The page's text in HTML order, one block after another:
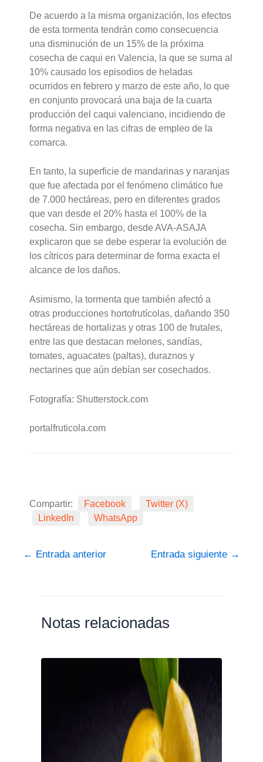
De acuerdo a la misma organización, los efectos
de esta tormenta tendrán como consecuencia
una disminución de un 15% de la próxima
cosecha de caqui en Valencia, la que se suma al
10% causado los episodios de heladas
ocurridos en febrero y marzo de este año, lo que
en conjunto provocará una baja de la cuarta
producción del caqui valenciano, incidiendo de
forma negativa en las cifras de empleo de la
comarca.
En tanto, la superficie de mandarinas y naranjas
que fue afectada por el fenómeno climático fue
de 7.000 hectáreas, pero en diferentes grados
que van desde el 20% hasta el 100% de la
cosecha. Sin embargo, desde AVA-ASAJA
explicaron que se debe esperar la evolución de
los cítricos para determinar de forma exacta el
alcance de los daños.
Asimismo, la tormenta que también afectó a
otras producciones hortofrutícolas, dañando 350
hectáreas de hortalizas y otras 100 de frutales,
entre las que destacan melones, sandías,
tomates, aguacates (paltas), duraznos y
nectarines que aún debían ser cosechados.
Fotografía: Shutterstock.com
portalfruticola.com
Compartir: Facebook
Twitter (X)
LinkedIn
WhatsApp
← Entrada anterior Entrada siguiente →
Notas relacionadas